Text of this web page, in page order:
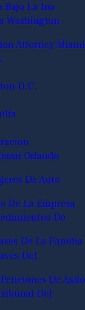
Bajo La Ina
Washington
Attorney Miami
D.C.
Orlando
De Auto
De La Empresa
De
De La Familia
Del
Peticiones De Asilo
Del